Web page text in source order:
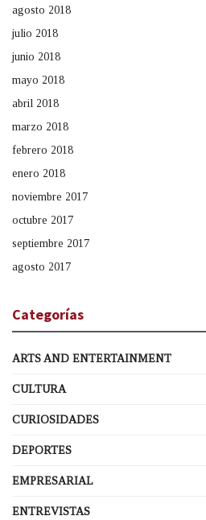
agosto 2018
julio 2018
junio 2018
mayo 2018
abril 2018
marzo 2018
febrero 2018
enero 2018
noviembre 2017
octubre 2017
septiembre 2017
agosto 2017
Categorías
ARTS AND ENTERTAINMENT
CULTURA
CURIOSIDADES
DEPORTES
EMPRESARIAL
ENTREVISTAS